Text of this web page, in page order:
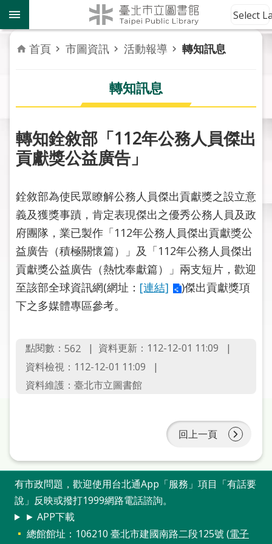
跳到主要內容區塊
到
館
資
訊
者
務
活
報
導
關
於
市
圖
線
請
常
入
市
圖
網
Select
首頁 市圖資訊 活動報導 轉知訊息
轉知訊息
轉知銓敘部「112年公務人員傑出
貢獻獎公益廣告」
銓敘部為使民眾瞭解公務人員傑出貢獻獎之設立意
義及獲獎事蹟，肯定表現傑出之優秀公務人員及政
府團隊，業已製作「112年公務人員傑出貢獻獎公
益廣告（積極關懷篇）」及「112年公務人員傑出
貢獻獎公益廣告（熱忱奉獻篇）」兩支短片，歡迎
至該部全球資訊網(網址： [連結]
)傑出貢獻獎項
下之多媒體專區參考。
點閱數： 562
資料更新：112-12-01 11:09
資料檢視：112-12-01 11:09
資料維護：臺北市立圖書館
回上一頁
有市政問題，歡迎使用台北通App「服務」項目「有話要
說」反映或撥打1999網路電話諮詢。
► APP下載
總館館址：106210 臺北市建國南路二段125號 (電子